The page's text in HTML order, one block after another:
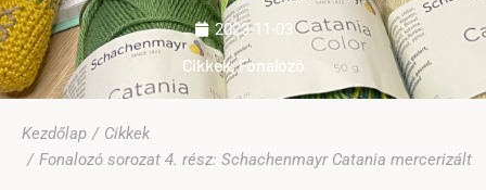
2023-11-03
Cikkek,Fonalozó
Ön itt van:
Kezdőlap
Cikkek
Fonalozó sorozat 4. rész: Schachenmayr Catania mercerizált